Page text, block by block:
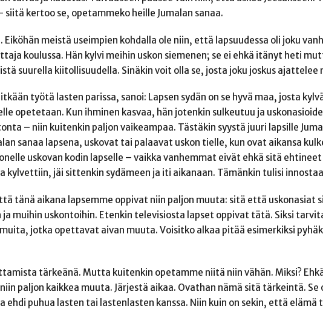
kertoo se, opetammeko heille Jumalan sanaa.
meistä useimpien kohdalla ole niin, että lapsuudessa oli joku
koulussa. Hän kylvi meihin uskon siemenen; se ei ehkä itänyt heti
suurella kiitollisuudella. Sinäkin voit olla se, josta joku joskus ajattelee
työtä lasten parissa, sanoi: Lapsen sydän on se hyvä maa, josta
opetetaan. Kun ihminen kasvaa, hän jotenkin sulkeutuu ja
– niin kuitenkin paljon vaikeampaa. Tästäkin syystä juuri lapsille
sanaa lapsena, uskovat tai palaavat uskon tielle, kun ovat aikansa
uskovan kodin lapselle – vaikka vanhemmat eivät ehkä sitä
kylvettiin, jäi sittenkin sydämeen ja iti aikanaan. Tämänkin tulisi
tänä aikana lapsemme oppivat niin paljon muuta: sitä että
muihin uskontoihin. Etenkin televisiosta lapset oppivat tätä. Siksi
jotka opettavat aivan muuta. Voisitko alkaa pitää esimerkiksi
tärkeänä. Mutta kuitenkin opetamme niitä niin vähän. Miksi?
paljon kaikkea muuta. Järjestä aikaa. Ovathan nämä sitä tärkeintä.
ehdi puhua lasten tai lastenlasten kanssa. Niin kuin on sekin, että